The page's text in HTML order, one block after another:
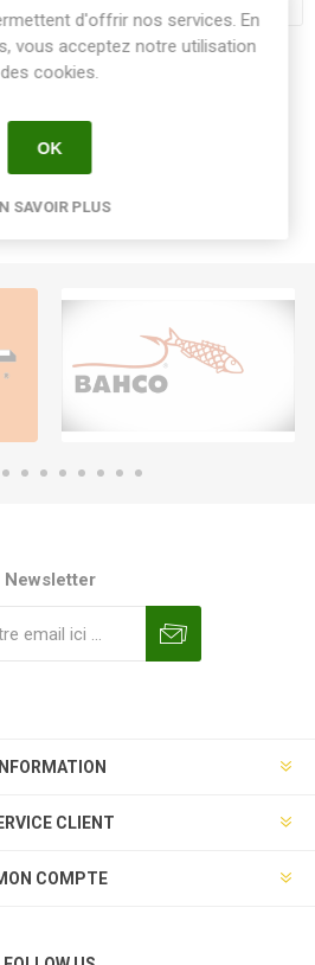
Share:
Newsletter
INFORMATION
CLIENT
COMPTE
d'offrir nos services. En
vous acceptez notre utilisation
des cookies.
OK
SAVOIR PLUS